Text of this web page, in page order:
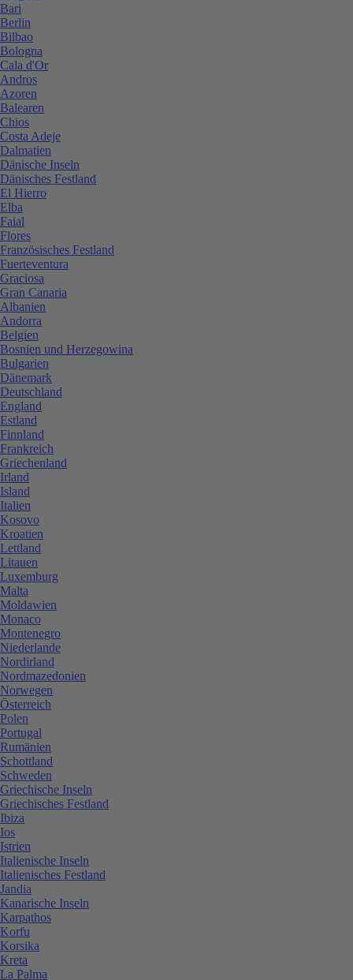
Bari
Berlin
Bilbao
Bologna
Cala d'Or
Andros
Azoren
Balearen
Chios
Costa Adeje
Dalmatien
Dänische Inseln
Dänisches Festland
El Hierro
Elba
Faial
Flores
Französisches Festland
Fuerteventura
Graciosa
Gran Canaria
Albanien
Andorra
Belgien
Bosnien und Herzegowina
Bulgarien
Dänemark
Deutschland
England
Estland
Finnland
Frankreich
Griechenland
Irland
Island
Italien
Kosovo
Kroatien
Lettland
Litauen
Luxemburg
Malta
Moldawien
Monaco
Montenegro
Niederlande
Nordirland
Nordmazedonien
Norwegen
Österreich
Polen
Portugal
Rumänien
Schottland
Schweden
Griechische Inseln
Griechisches Festland
Ibiza
Ios
Istrien
Italienische Inseln
Italienisches Festland
Jandia
Kanarische Inseln
Karpathos
Korfu
Korsika
Kreta
La Palma